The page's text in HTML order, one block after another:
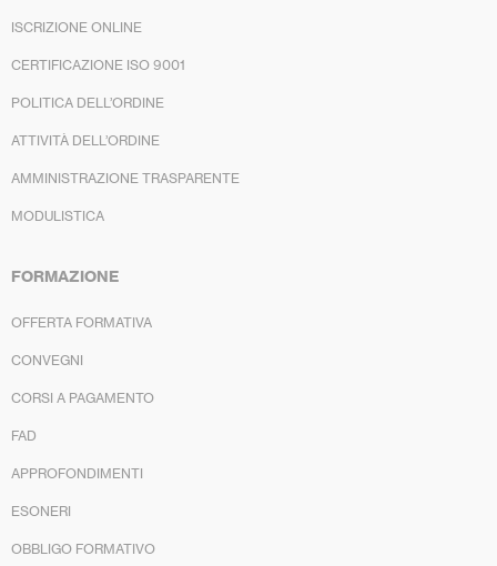
ISCRIZIONE ONLINE
CERTIFICAZIONE ISO 9001
POLITICA DELL’ORDINE
ATTIVITÀ DELL’ORDINE
AMMINISTRAZIONE TRASPARENTE
MODULISTICA
FORMAZIONE
OFFERTA FORMATIVA
CONVEGNI
CORSI A PAGAMENTO
FAD
APPROFONDIMENTI
ESONERI
OBBLIGO FORMATIVO